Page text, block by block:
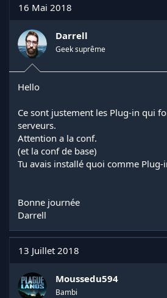
16 Mai 2018
Darrell
Geek suprême
Hello
Ce sont justement les Plug-in qui
serveurs.
Attention a la conf.
(et la conf de base)
Tu avais installé quoi comme Plug-
Bonne journée
Darrell
13 Juillet 2018
Moussedu594
Bambi